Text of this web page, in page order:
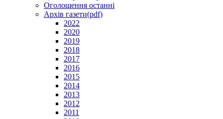
Оголошення останні
Архів газети(pdf)
2022
2020
2019
2018
2017
2016
2015
2014
2013
2012
2011